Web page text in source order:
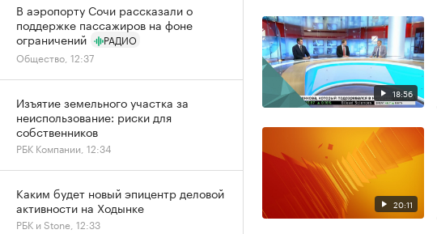
18:56
20:11
В аэропорту Сочи рассказали о
поддержке пассажиров на фоне
ограничений
РАДИО
Общество, 12:37
Изъятие земельного участка за
неиспользование: риски для
собственников
РБК Компании, 12:34
Каким будет новый эпицентр деловой
активности на Ходынке
РБК и Stone, 12:33